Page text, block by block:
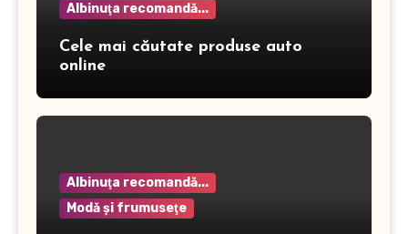
Albinuţa recomandă...
Cele mai căutate produse auto
online
Albinuţa recomandă...
Modă şi frumuseţe